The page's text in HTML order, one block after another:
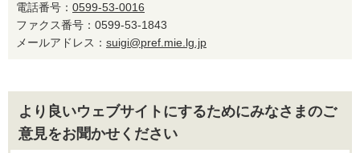
電話番号： 0599-53-0016
ファクス番号：0599-53-1843
メールアドレス： suigi@pref.mie.lg.jp
より良いウェブサイトにするためにみなさまのご
意見をお聞かせください